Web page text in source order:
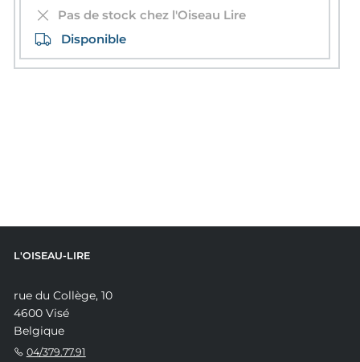
Pas de stock chez l'Oiseau Lire
Disponible
L'OISEAU-LIRE
rue du Collège, 10
4600 Visé
Belgique
04/379.77.91